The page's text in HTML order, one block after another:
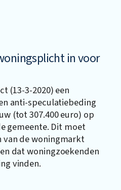
in voor
(13-3-2020) een
anti-speculatiebeding
(tot 307.400 euro) op
gemeente. Dit moet
van de woningmarkt
dat woningzoekenden
vinden.